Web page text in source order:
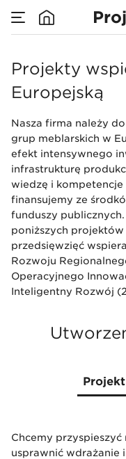
Projekty
Europejską
Nasza firma należy
grup meblarskich w
efekt intensywnego
infrastrukturę
wiedzę i kompetencje
finansujemy ze
funduszy
poniższych projektów
przedsięwzięć
Rozwoju
Operacyjnego
Inteligentny Rozwój
Projekt
Chcemy
usprawnić wdrażanie
Celem projektu jest
organizacyjnie
Naszymi partnerami
są: